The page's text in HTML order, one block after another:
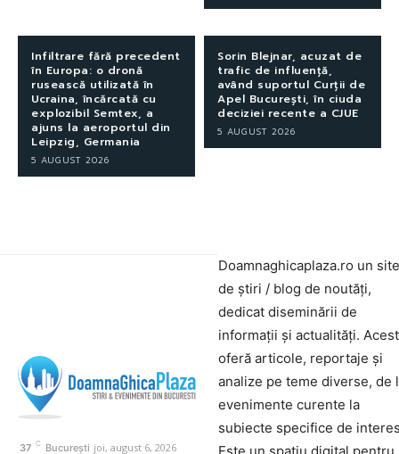
Infiltrare fără precedent
în Europa: o dronă
rusească utilizată în
Ucraina, încărcată cu
explozibil Semtex, a
ajuns la aeroportul din
Leipzig, Germania
5 AUGUST 2026
Sorin Blejnar, acuzat de
trafic de influență,
având suportul Curții de
Apel București, în ciuda
deciziei recente a CJUE
5 AUGUST 2026
37 C București joi, august 6, 2026
Doamnaghicaplaza.ro un site
de știri / blog de noutăți,
dedicat diseminării de
informații și actualități.
oferă articole, reportaje și
analize pe teme diverse, de
evenimente curente la
subiecte specifice de